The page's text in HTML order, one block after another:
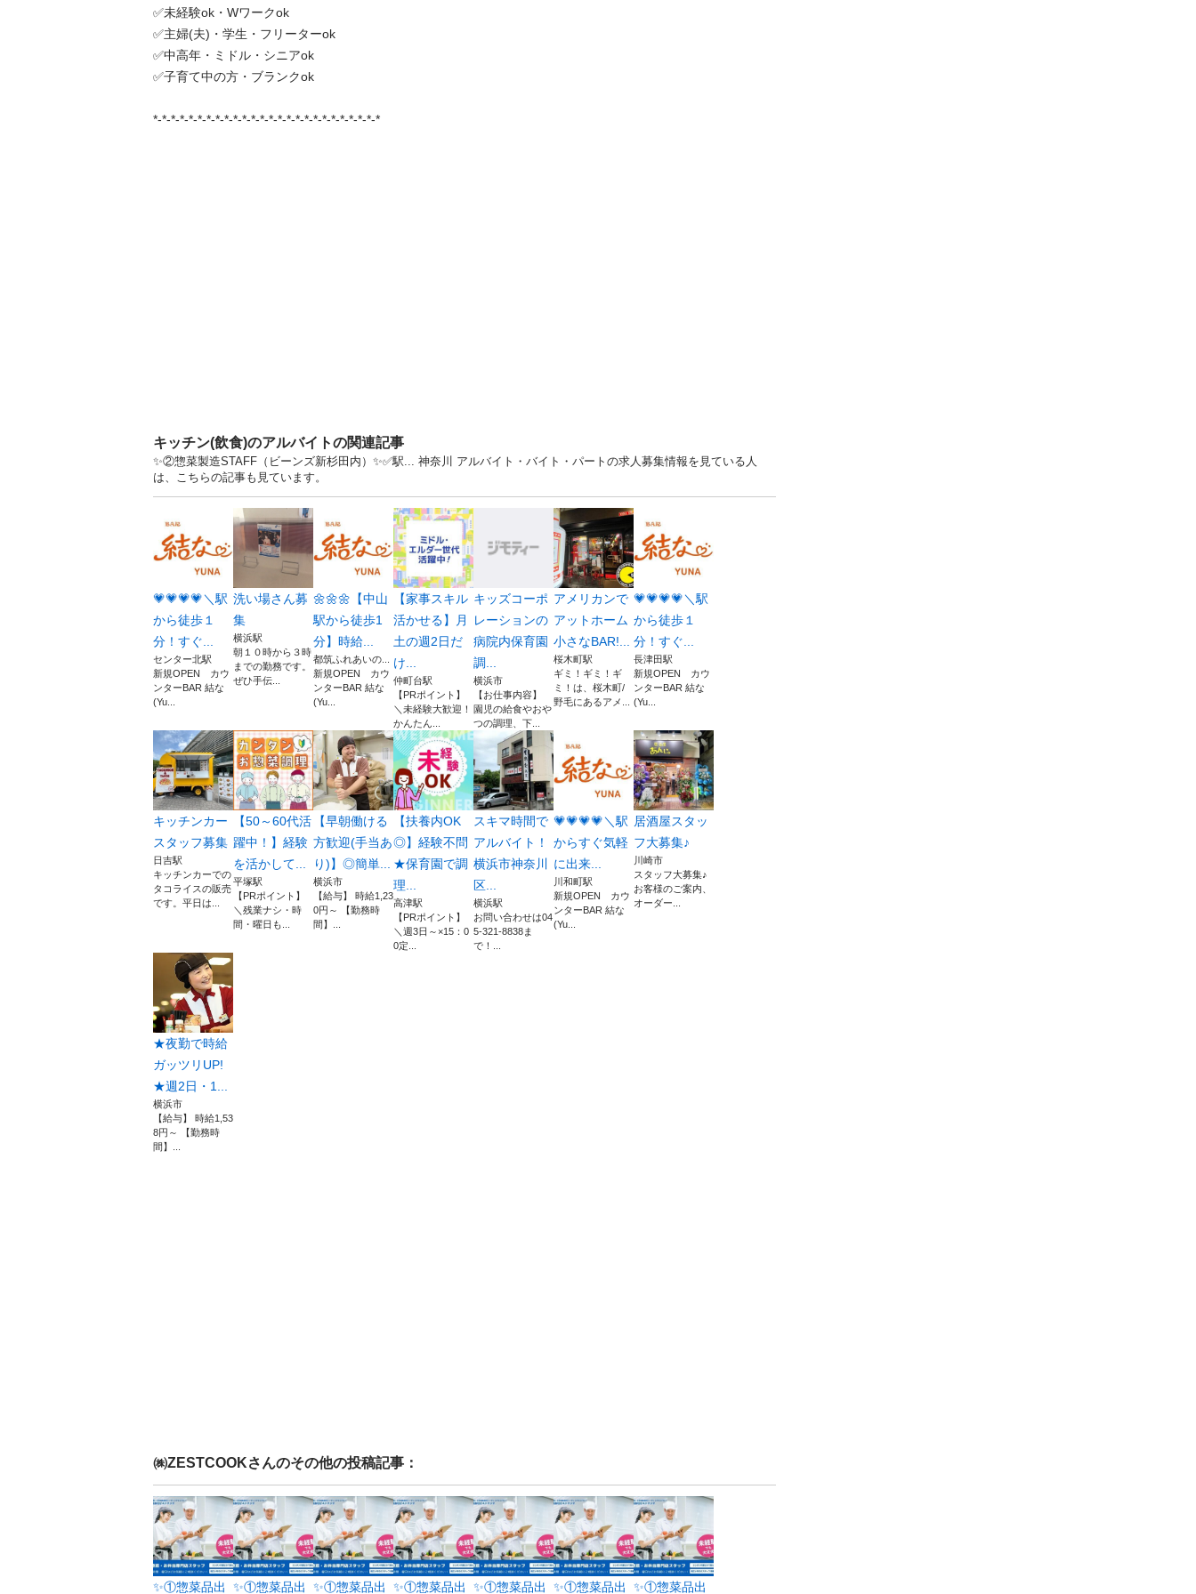
✅未経験ok・Wワークok
✅主婦(夫)・学生・フリーターok
✅中高年・ミドル・シニアok
✅子育て中の方・ブランクok
*-*-*-*-*-*-*-*-*-*-*-*-*-*-*-*-*-*-*-*-*-*-*-*-*-*
キッチン(飲食)のアルバイトの関連記事
✨②惣菜製造STAFF（ビーンズ新杉田内）✨✅駅... 神奈川 アルバイト・バイト・パートの求人募集情報を見ている人
は、こちらの記事も見ています。
💗💗💗💗＼駅
から徒歩１
分！すぐ...
センター北駅
新規OPEN カウ
ンターBAR 結な
(Yu...
洗い場さん募
集
横浜駅
朝１０時から３時
までの勤務です。
ぜひ手伝...
🌼🌼🌼【中山
駅から徒歩1
分】時給...
都筑ふれあいの...
新規OPEN カウ
ンターBAR 結な
(Yu...
【家事スキル
活かせる】月
土の週2日だ
け...
仲町台駅
【PRポイント】
＼未経験大歓迎！
かんたん...
キッズコーポ
レーションの
病院内保育園
調...
横浜市
【お仕事内容】
園児の給食やおや
つの調理、下...
アメリカンで
アットホーム
小さなBAR!...
桜木町駅
ギミ！ギミ！ギ
ミ！は、桜木町/
野毛にあるアメ...
💗💗💗💗＼駅
から徒歩１
分！すぐ...
長津田駅
新規OPEN カウ
ンターBAR 結な
(Yu...
キッチンカー
スタッフ募集
日吉駅
キッチンカーでの
タコライスの販売
です。平日は...
【50～60代活
躍中！】経験
を活かして...
平塚駅
【PRポイント】
＼残業ナシ・時
間・曜日も...
【早朝働ける
方歓迎(手当あ
り)】◎簡単...
横浜市
【給与】 時給1,23
0円～ 【勤務時
間】...
【扶養内OK
◎】経験不問
★保育園で調
理...
高津駅
【PRポイント】
＼週3日～×15：0
0定...
スキマ時間で
アルバイト！
横浜市神奈川
区...
横浜駅
お問い合わせは04
5-321-8838ま
で！...
💗💗💗💗＼駅
からすぐ気軽
に出来...
川和町駅
新規OPEN カウ
ンターBAR 結な
(Yu...
居酒屋スタッ
フ大募集♪
川崎市
スタッフ大募集♪
お客様のご案内、
オーダー...
★夜勤で時給
ガッツリUP!
★週2日・1...
横浜市
【給与】 時給1,53
8円～ 【勤務時
間】...
㈱ZESTCOOKさんのその他の投稿記事：
✨①惣菜品出 ✨①惣菜品出 ✨①惣菜品出 ✨①惣菜品出 ✨①惣菜品出 ✨①惣菜品出 ✨①惣菜品出